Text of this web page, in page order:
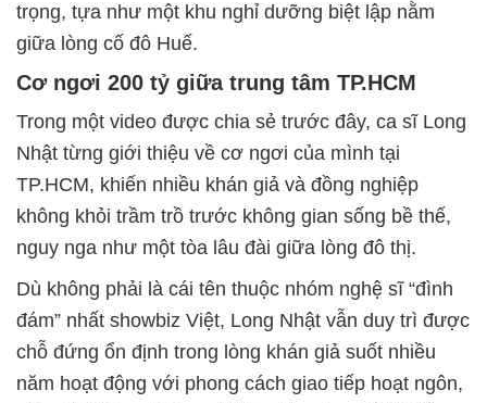
trọng, tựa như một khu nghỉ dưỡng biệt lập nằm
giữa lòng cố đô Huế.
Cơ ngơi 200 tỷ giữa trung tâm TP.HCM
Trong một video được chia sẻ trước đây, ca sĩ Long
Nhật từng giới thiệu về cơ ngơi của mình tại
TP.HCM, khiến nhiều khán giả và đồng nghiệp
không khỏi trầm trồ trước không gian sống bề thế,
nguy nga như một tòa lâu đài giữa lòng đô thị.
Dù không phải là cái tên thuộc nhóm nghệ sĩ “đình
đám” nhất showbiz Việt, Long Nhật vẫn duy trì được
chỗ đứng ổn định trong lòng khán giả suốt nhiều
năm hoạt động với phong cách giao tiếp hoạt ngôn,